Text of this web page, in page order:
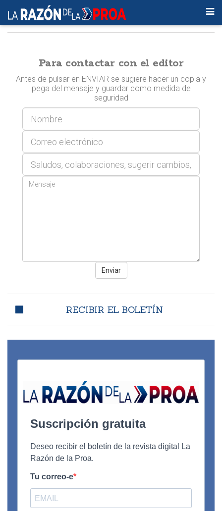
Para contactar con el editor
Antes de pulsar en ENVIAR se sugiere hacer un copia y
pega del mensaje y guardar como medida de
seguridad
Enviar
RECIBIR EL BOLETÍN